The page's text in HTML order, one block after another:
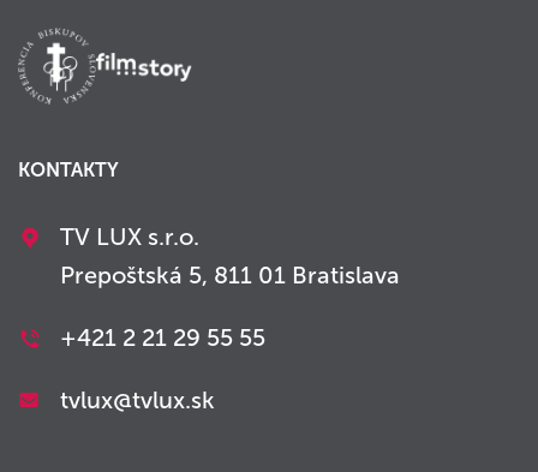
KONTAKTY
TV LUX s.r.o.
Prepoštská 5, 811 01 Bratislava
+421 2 21 29 55 55
tvlux@tvlux.sk